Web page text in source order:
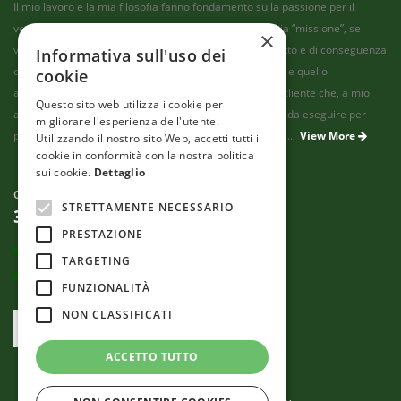
Il mio lavoro e la mia filosofia fanno fondamento sulla passione per il
verde, e soprattutto sulla passione per gli alberi. La mia “missione”, se
vogliamo, consiste nel fornire un servizio che sia corretto e di conseguenza
onesto, ben fatto, che non leda il patrimonio del cliente e quello
ambientale, a costo di andare contro le richieste di un cliente che, a mio
avviso, possa aver travisato il concetto di cure corrette da eseguire per
possedere un “albero sano” e di conseguenza "sicuro".... View More
CONTACT US
335 6580375
Email:
×
Informativa sull'uso dei
cookie
Questo sito web utilizza i cookie per
migliorare l'esperienza dell'utente.
Utilizzando il nostro sito Web, accetti tutti i
cookie in conformità con la nostra politica
sui cookie. Dettaglio
STRETTAMENTE NECESSARIO
PRESTAZIONE
TARGETING
FUNZIONALITÀ
NON CLASSIFICATI
ACCETTO TUTTO